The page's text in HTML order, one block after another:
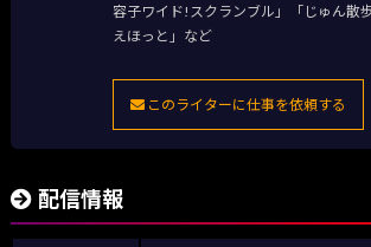
容子ワイド!スクランブル」「じゅん散
えほっと」など
このライターに仕事を依頼する
配信情報